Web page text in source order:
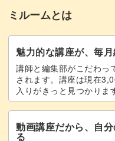
ものになりますよ♪
温もりあふれる作品は
らしてくれます。
誕生日や記念日などの
ミルームとは
魅力的な講座が、毎
講師と編集部がこだわっ
されます。講座は現在
入りがきっと見つかりま
動画講座だから、自
る